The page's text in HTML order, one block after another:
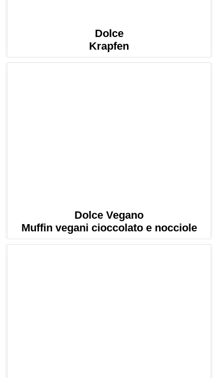
Dolce
Krapfen
Dolce Vegano
Muffin vegani cioccolato e nocciole